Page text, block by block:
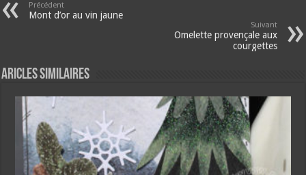
Précédent
Mont d’or au vin jaune
Suivant
Omelette provençale aux
courgettes
Aricles similaires